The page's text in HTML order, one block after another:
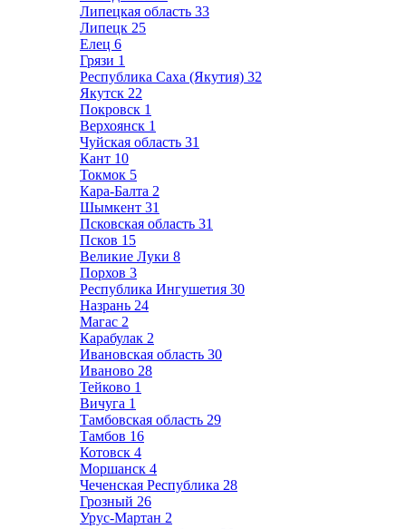
Липецкая область 33
Липецк 25
Елец 6
Грязи 1
Республика Саха (Якутия) 32
Якутск 22
Покровск 1
Верхоянск 1
Чуйская область 31
Кант 10
Токмок 5
Кара-Балта 2
Шымкент 31
Псковская область 31
Псков 15
Великие Луки 8
Порхов 3
Республика Ингушетия 30
Назрань 24
Магас 2
Карабулак 2
Ивановская область 30
Иваново 28
Тейково 1
Вичуга 1
Тамбовская область 29
Тамбов 16
Котовск 4
Моршанск 4
Чеченская Республика 28
Грозный 26
Урус-Мартан 2